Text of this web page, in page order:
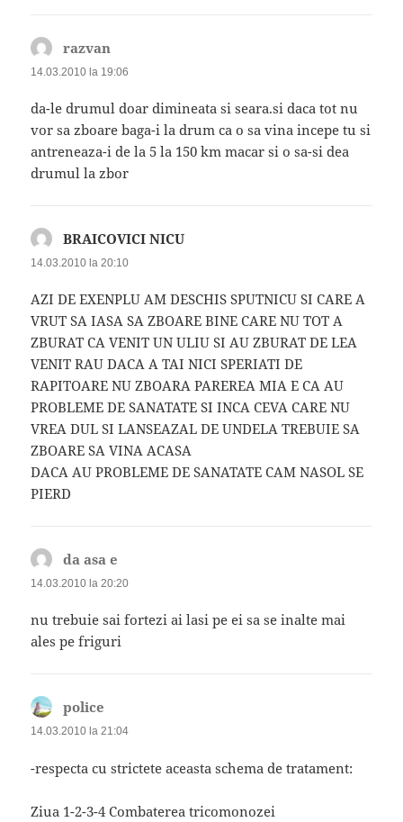
razvan
14.03.2010 la 19:06
da-le drumul doar dimineata si seara.si daca tot nu
vor sa zboare baga-i la drum ca o sa vina incepe tu si
antreneaza-i de la 5 la 150 km macar si o sa-si dea
drumul la zbor
BRAICOVICI NICU
14.03.2010 la 20:10
AZI DE EXENPLU AM DESCHIS SPUTNICU SI CARE A
VRUT SA IASA SA ZBOARE BINE CARE NU TOT A
ZBURAT CA VENIT UN ULIU SI AU ZBURAT DE LEA
VENIT RAU DACA A TAI NICI SPERIATI DE
RAPITOARE NU ZBOARA PAREREA MIA E CA AU
PROBLEME DE SANATATE SI INCA CEVA CARE NU
VREA DUL SI LANSEAZAL DE UNDELA TREBUIE SA
ZBOARE SA VINA ACASA
DACA AU PROBLEME DE SANATATE CAM NASOL SE
PIERD
da asa e
14.03.2010 la 20:20
nu trebuie sai fortezi ai lasi pe ei sa se inalte mai
ales pe friguri
police
14.03.2010 la 21:04
-respecta cu strictete aceasta schema de tratament:
Ziua 1-2-3-4 Combaterea tricomonozei